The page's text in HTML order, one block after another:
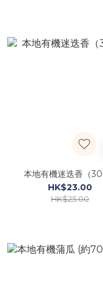
本地有機迷迭香（
HK$23.00
HK$25.00